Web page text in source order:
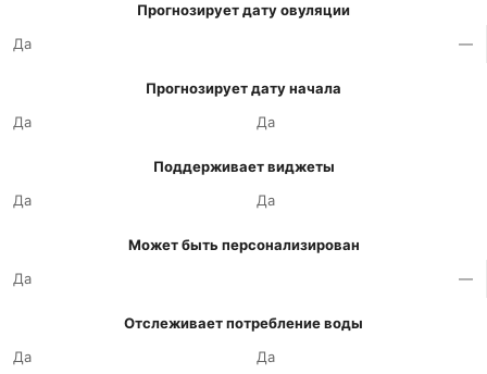
Прогнозирует дату овуляции
Да
—
Прогнозирует дату начала
Да
Да
Поддерживает виджеты
Да
Да
Может быть персонализирован
Да
—
Отслеживает потребление воды
Да
Да